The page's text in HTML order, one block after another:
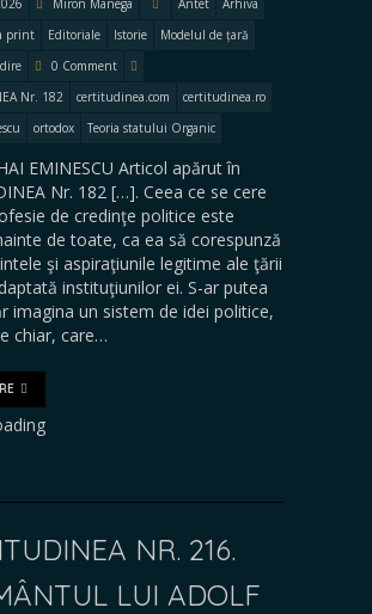
Miron Manega Antet
Arhiva
print
Editoriale Istorie
Modelul de țară
0 Comment
Nr. 182
certitudinea.com
certitudinea.ro
ortodox Teoria statului Organic
EMINESCU Articol apărut în
Nr. 182 […]. Ceea ce se cere
de credinţe politice este
de toate, ca ea să corespunză
şi aspiraţiunile legitime ale ţării
instituţiunilor ei. S-ar putea
imagina un sistem de idei politice,
chiar, care…
NR. 216.
LUI ADOLF